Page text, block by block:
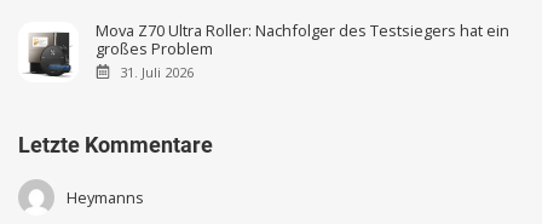
Mova Z70 Ultra Roller: Nachfolger des Testsiegers hat ein
großes Problem
31. Juli 2026
Letzte Kommentare
Heymanns